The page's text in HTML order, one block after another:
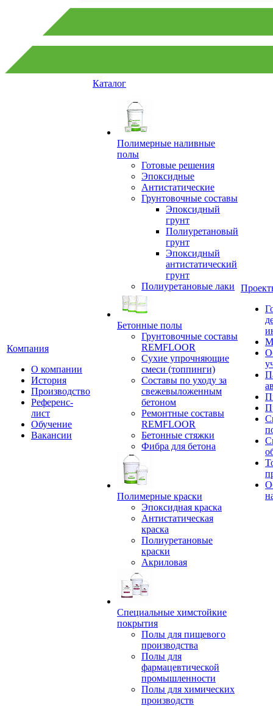
Компания
О компании
История
Производство
Референс-
лист
Обучение
Вакансии
Каталог
Полимерные наливные
полы
Готовые решения
Эпоксидные
Антистатические
Грунтовочные составы
Эпоксидный
грунт
Полиуретановый
грунт
Эпоксидный
антистатический
грунт
Полиуретановые лаки
Бетонные полы
Грунтовочные составы
REMFLOOR
Сухие упрочняющие
смеси (топпинги)
Составы по уходу за
свежевыложенным
бетоном
Ремонтные составы
REMFLOOR
Бетонные стяжки
Фибра для бетона
Полимерные краски
Эпоксидная краска
Антистатическая
краска
Полиуретановые
краски
Акриловая
Специальные химстойкие
покрытия
Полы для пищевого
производства
Полы для
фармацевтической
промышленности
Полы для химических
производств